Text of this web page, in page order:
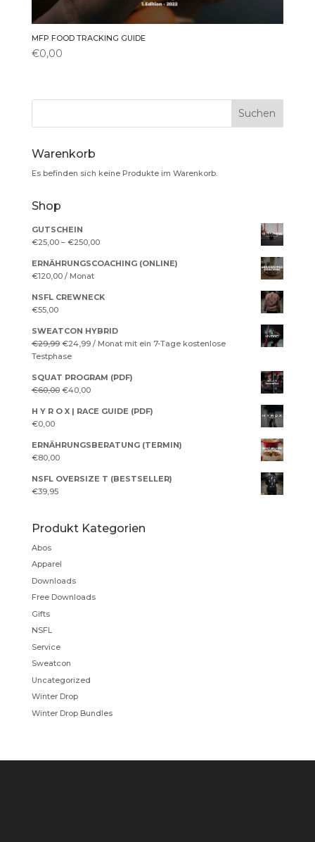
MFP FOOD TRACKING GUIDE
€0,00
Warenkorb
Es befinden sich keine Produkte im Warenkorb.
Shop
GUTSCHEIN
€25,00– €250,00
ERNÄHRUNGSCOACHING (ONLINE)
€120,00 / Monat
NSFL CREWNECK
€55,00
SWEATCON HYBRID
€29,99 Ursprünglicher
Preis
€29,99
€24,99Aktueller
€24,99.
/ Monat mit ein 7-Tage kostenlose
Testphase
SQUAT PROGRAM (PDF)
€60,00 Ursprünglicher
war:
€40,00Aktueller
ist:
H Y R O X | RACE GUIDE (PDF)
€0,00
ERNÄHRUNGSBERATUNG (TERMIN)
€80,00
NSFL OVERSIZE T (BESTSELLER)
€39,95
Produkt Kategorien
Abos
Apparel
Downloads
Free Downloads
Gifts
NSFL
Service
Sweatcon
Uncategorized
Winter Drop
Winter Drop Bundles